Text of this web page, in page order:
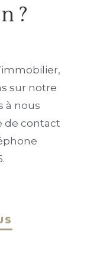
?
sur notre
à nous
de contact